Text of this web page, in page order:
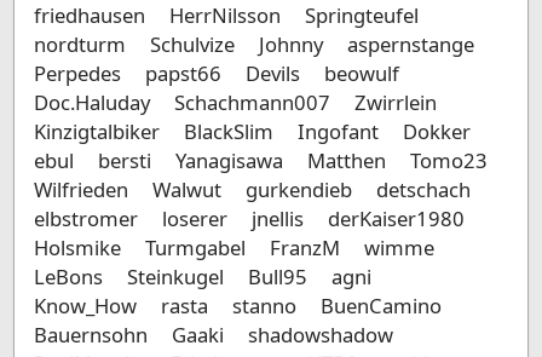
friedhausen HerrNilsson
Springteufel
nordturm
Schulvize Johnny
aspernstange
Perpedes
papst66 Devils
beowulf
Doc.Haluday
Schachmann007
Zwirrlein
Kinzigtalbiker
BlackSlim Ingofant
Dokker
ebul
bersti Yanagisawa Matthen
Tomo23
Wilfrieden
Walwut gurkendieb
detschach
elbstromer
loserer jnellis
derKaiser1980
Holsmike
Turmgabel FranzM
wimme
LeBons
Steinkugel Bull95
agni
Know_How
rasta stanno
BuenCamino
Bauernsohn
Gaaki
shadowshadow